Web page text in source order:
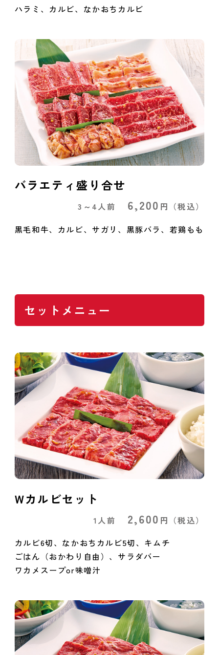
ハラミ、カルビ、なかおちカルビ
バラエティ盛り合せ
3～4人前 6,200 円 （税込）
黒毛和牛、カルビ、サガリ、黒豚バラ、若鶏もも
セットメニュー
Wカルビセット
1人前 2,600 円 （税込）
カルビ6切、なかおちカルビ5切、キムチ
ごはん（おかわり自由）、サラダバー
ワカメスープor味噌汁